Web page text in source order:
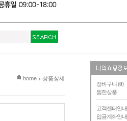
장바구니 (0)
찜한상품
고객센터안내
입금계좌안내
현재 위치
home > 상품상세